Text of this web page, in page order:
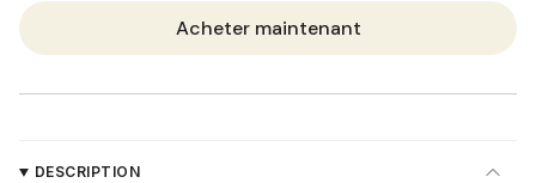
Acheter maintenant
DESCRIPTION